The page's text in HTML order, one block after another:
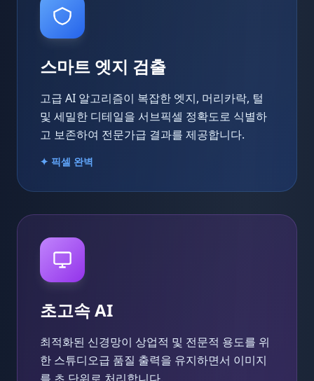
스마트 엣지 검출
고급 AI 알고리즘이 복잡한 엣지, 머리카락, 털
및 세밀한 디테일을 서브픽셀 정확도로 식별하
고 보존하여 전문가급 결과를 제공합니다.
✦ 픽셀 완벽
초고속 AI
최적화된 신경망이 상업적 및 전문적 용도를 위
한 스튜디오급 품질 출력을 유지하면서 이미지